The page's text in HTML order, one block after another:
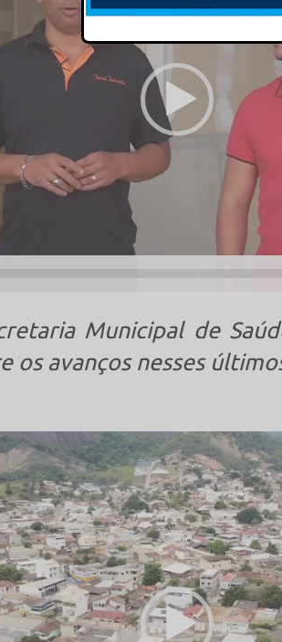
Municipal de
os avanços nesses